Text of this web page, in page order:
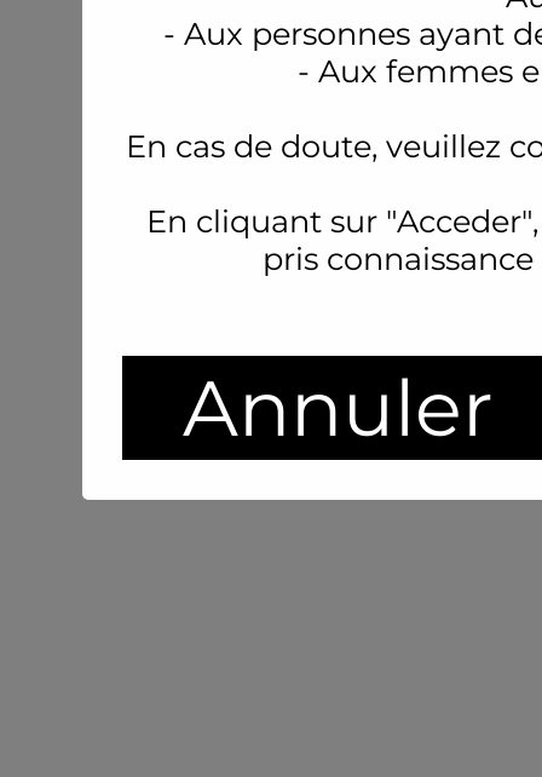
- Aux personnes ayant
- Aux femmes
En cas de doute, veuillez
En cliquant sur
pris
Annuler